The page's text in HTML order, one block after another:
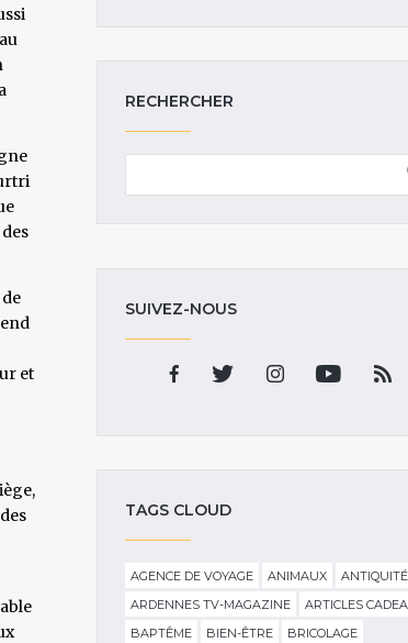
et
RECHERCHER
SUIVEZ-NOUS
TAGS CLOUD
AGENCE DE VOYAGE ANIMAUX
ARDENNES TV-MAGAZINE
ARTICLES
BAPTÊME
BIEN-ÊTRE
BRICOLAGE